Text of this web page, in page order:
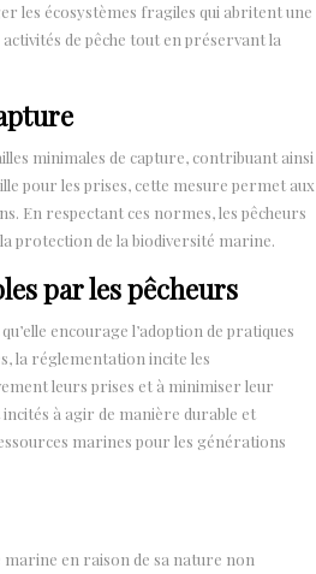
les écosystèmes fragiles qui abritent une
de pêche tout en préservant la
minimales de capture, contribuant ainsi
pour les prises, cette mesure permet aux
En respectant ces normes, les pêcheurs
protection de la biodiversité marine.
par les pêcheurs
encourage l’adoption de pratiques
la réglementation incite les
leurs prises et à minimiser leur
à agir de manière durable et
marines pour les générations
marine en raison de sa nature non